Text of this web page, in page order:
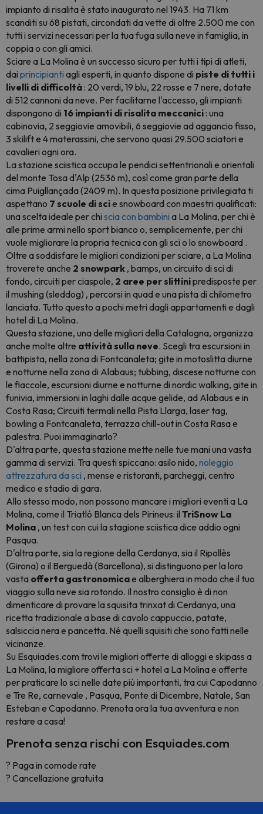
impianto di risalita è stato inaugurato nel 1943. Ha 71 km
scanditi su 68 pistati, circondati da vette di oltre 2.500 me con
tutti i servizi necessari per la tua fuga sulla neve in famiglia, in
coppia o con gli amici.
Sciare a La Molina è un successo sicuro per tutti i tipi di atleti,
dai principianti agli esperti, in quanto dispone di piste di tutti i
livelli di difficoltà: 20 verdi, 19 blu, 22 rosse e 7 nere, dotate
di 512 cannoni da neve. Per facilitarne l'accesso, gli impianti
dispongono di 16 impianti di risalita meccanici: una
cabinovia, 2 seggiovie amovibili, 6 seggiovie ad aggancio fisso,
3 skilift e 4 materassini, che servono quasi 29.500 sciatori e
cavalieri ogni ora.
La stazione sciistica occupa le pendici settentrionali e orientali
del monte Tosa d'Alp (2536 m), così come gran parte della
cima Puigllançada (2409 m). In questa posizione privilegiata ti
aspettano 7 scuole di scie snowboardcon maestri qualificati:
una scelta ideale per chi scia con bambini a La Molina, per chi è
alle prime armi nello sport bianco o, semplicemente, per chi
vuole migliorare la propria tecnica con gli sci o lo snowboard .
Oltre a soddisfare le migliori condizioni per sciare, a La Molina
troverete anche 2 snowpark , bamps, un circuito di sci di
fondo, circuiti per ciaspole, 2 aree per slittinipredisposte per
il mushing (sleddog) , percorsi in quad e una pista di chilometro
lanciata. Tutto questo a pochi metri dagli appartamenti e dagli
hotel di La Molina.
Questa stazione, una delle migliori della Catalogna, organizza
anche molte altre attività sulla neve. Scegli tra escursioni in
battipista, nella zona di Fontcanaleta; gite in motoslitta diurne
e notturne nella zona di Alabaus; tubbing, discese notturne con
le fiaccole, escursioni diurne e notturne di nordic walking, gite in
funivia, immersioni in laghi dalle acque gelide, ad Alabaus e in
Costa Rasa; Circuiti termali nella Pista Llarga, laser tag,
bowling a Fontcanaleta, terrazza chill-out in Costa Rasa e
palestra. Puoi immaginarlo?
D'altra parte, questa stazione mette nelle tue mani una vasta
gamma di servizi. Tra questi spiccano: asilo nido, noleggio
attrezzatura da sci , mense e ristoranti, parcheggi, centro
medico e stadio di gara.
Allo stesso modo, non possono mancare i migliori eventi a La
Molina, come il Triatló Blanca dels Pirineus: il TriSnow La
Molina , un test con cui la stagione sciistica dice addio ogni
Pasqua.
D'altra parte, sia la regione della Cerdanya, sia il Ripollès
(Girona) o il Berguedà (Barcellona), si distinguono per la loro
vasta offerta gastronomicae alberghiera in modo che il tuo
viaggio sulla neve sia rotondo. Il nostro consiglio è di non
dimenticare di provare la squisita trinxat di Cerdanya, una
ricetta tradizionale a base di cavolo cappuccio, patate,
salsiccia nera e pancetta. Né quelli squisiti che sono fatti nelle
vicinanze.
Su Esquiades.com trovi le migliori offerte di alloggi e skipass a
La Molina, la migliore offerta sci + hotel a La Molina e offerte
per praticare lo sci nelle date più importanti, tra cui Capodanno
e Tre Re, carnevale , Pasqua, Ponte di Dicembre, Natale, San
Esteban e Capodanno. Prenota ora la tua avventura e non
restare a casa!
Prenota senza rischi con Esquiades.com
? Paga in comode rate
? Cancellazione gratuita